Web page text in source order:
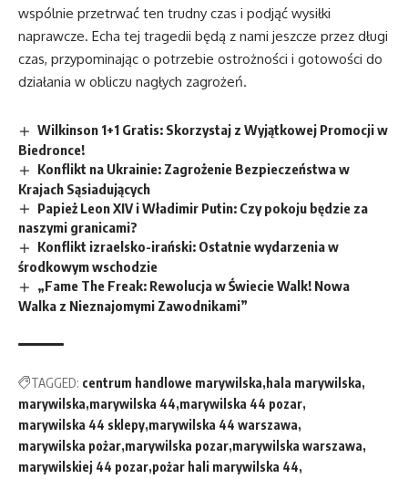
wspólnie przetrwać ten trudny czas i podjąć wysiłki
naprawcze. Echa tej tragedii będą z nami jeszcze przez długi
czas, przypominając o potrzebie ostrożności i gotowości do
działania w obliczu nagłych zagrożeń.
Wilkinson 1+1 Gratis: Skorzystaj z Wyjątkowej Promocji w
Biedronce!
Konflikt na Ukrainie: Zagrożenie Bezpieczeństwa w
Krajach Sąsiadujących
Papież Leon XIV i Władimir Putin: Czy pokoju będzie za
naszymi granicami?
Konflikt izraelsko-irański: Ostatnie wydarzenia w
środkowym wschodzie
„Fame The Freak: Rewolucja w Świecie Walk! Nowa
Walka z Nieznajomymi Zawodnikami”
TAGGED: centrum handlowe marywilska hala marywilska
marywilska marywilska 44 marywilska 44 pozar
marywilska 44 sklepy marywilska 44 warszawa
marywilska pożar marywilska pozar marywilska warszawa
marywilskiej 44 pozar pożar hali marywilska 44